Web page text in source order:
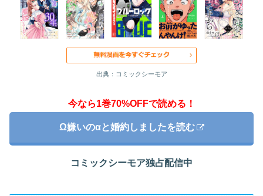
出典：コミックシーモア
今なら1巻70%OFFで読める！
Ω嫌いのαと婚約しましたを読む
コミックシーモア独占配信中